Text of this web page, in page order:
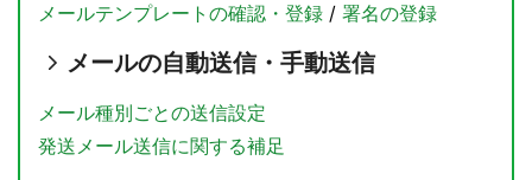
メールテンプレートの確認・登録 / 署名の登録
メールの自動送信・手動送信
メール種別ごとの送信設定
発送メール送信に関する補足